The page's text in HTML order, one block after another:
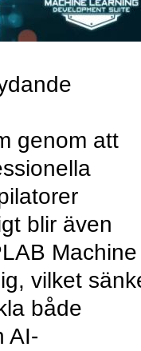
genom att
blir även
Machine
vilket
både
AI-